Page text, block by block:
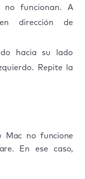
funcionan. A
dirección de
hacia su lado
Repite la
Mac no funcione
En ese caso,